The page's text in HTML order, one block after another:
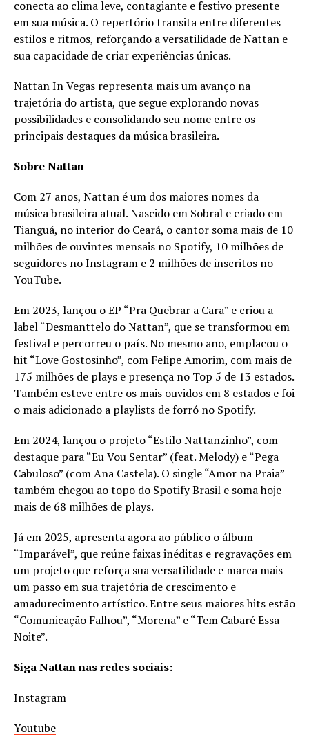
conecta ao clima leve, contagiante e festivo presente
em sua música. O repertório transita entre diferentes
estilos e ritmos, reforçando a versatilidade de Nattan e
sua capacidade de criar experiências únicas.
Nattan In Vegas representa mais um avanço na
trajetória do artista, que segue explorando novas
possibilidades e consolidando seu nome entre os
principais destaques da música brasileira.
Sobre Nattan
Com 27 anos, Nattan é um dos maiores nomes da
música brasileira atual. Nascido em Sobral e criado em
Tianguá, no interior do Ceará, o cantor soma mais de 10
milhões de ouvintes mensais no Spotify, 10 milhões de
seguidores no Instagram e 2 milhões de inscritos no
YouTube.
Em 2023, lançou o EP “Pra Quebrar a Cara” e criou a
label “Desmanttelo do Nattan”, que se transformou em
festival e percorreu o país. No mesmo ano, emplacou o
hit “Love Gostosinho”, com Felipe Amorim, com mais de
175 milhões de plays e presença no Top 5 de 13 estados.
Também esteve entre os mais ouvidos em 8 estados e foi
o mais adicionado a playlists de forró no Spotify.
Em 2024, lançou o projeto “Estilo Nattanzinho”, com
destaque para “Eu Vou Sentar” (feat. Melody) e “Pega
Cabuloso” (com Ana Castela). O single “Amor na Praia”
também chegou ao topo do Spotify Brasil e soma hoje
mais de 68 milhões de plays.
Já em 2025, apresenta agora ao público o álbum
“Imparável”, que reúne faixas inéditas e regravações em
um projeto que reforça sua versatilidade e marca mais
um passo em sua trajetória de crescimento e
amadurecimento artístico. Entre seus maiores hits estão
“Comunicação Falhou”, “Morena” e “Tem Cabaré Essa
Noite”.
Siga Nattan nas redes sociais:
Instagram
Youtube